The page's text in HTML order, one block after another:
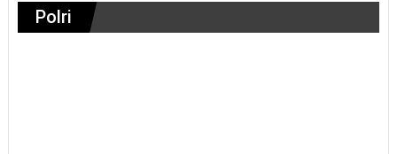
Polri